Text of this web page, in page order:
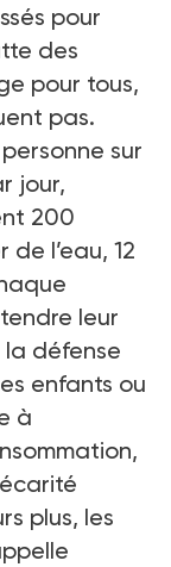
pour
des
pour tous,
pas.
sur
jour,
200
de l’eau, 12
leur
défense
enfants ou
à
plus, les